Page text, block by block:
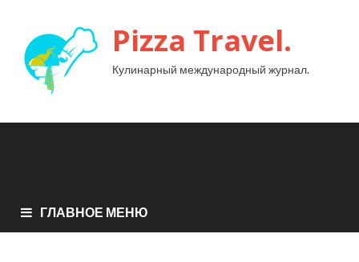
Pizza Travel.
Кулинарный международный журнал.
ГЛАВНОЕ МЕНЮ